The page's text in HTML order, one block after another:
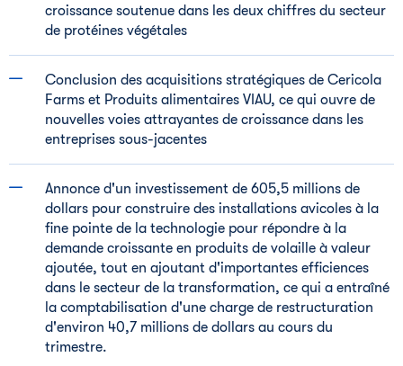
croissance soutenue dans les deux chiffres du secteur
de protéines végétales
Conclusion des acquisitions stratégiques de Cericola
Farms et Produits alimentaires VIAU, ce qui ouvre de
nouvelles voies attrayantes de croissance dans les
entreprises sous-jacentes
Annonce d'un investissement de 605,5 millions de
dollars pour construire des installations avicoles à la
fine pointe de la technologie pour répondre à la
demande croissante en produits de volaille à valeur
ajoutée, tout en ajoutant d'importantes efficiences
dans le secteur de la transformation, ce qui a entraîné
la comptabilisation d'une charge de restructuration
d'environ 40,7 millions de dollars au cours du
trimestre.